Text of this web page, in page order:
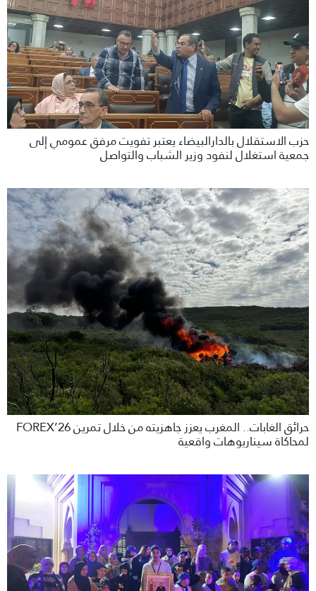
حزب الاستقلال بالدارالبيضاء يعتبر تفويت مرفق عمومي إلى
جمعية استغلال لنفود وزير الشباب والتواصل
حرائق الغابات.. المغرب يعزز جاهزيته من خلال تمرين FOREX’26
لمحاكاة سيناريوهات واقعية